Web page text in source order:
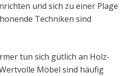
und sich zu einer Plage
Techniken sind
tun sich gütlich an Holz-
Möbel sind häufig